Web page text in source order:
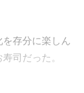
存分に楽しん
司だった。